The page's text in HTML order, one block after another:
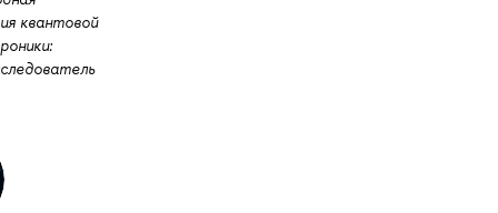
квантовой